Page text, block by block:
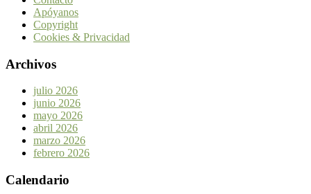
Apóyanos
Copyright
Cookies & Privacidad
Archivos
julio 2026
junio 2026
mayo 2026
abril 2026
marzo 2026
febrero 2026
Calendario